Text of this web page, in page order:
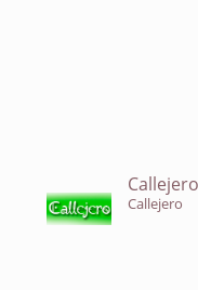
Callejero
Callejero